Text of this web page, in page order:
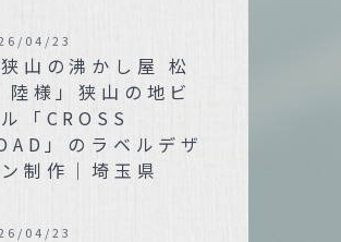
狭山の沸かし屋 松
陸様」狭山の地ビ
「CROSS
」のラベルデザ
制作｜埼玉県
04/23
04/23